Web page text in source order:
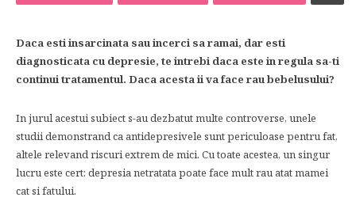
Daca esti insarcinata sau incerci sa ramai, dar esti
diagnosticata cu depresie, te intrebi daca este in regula sa-ti
continui tratamentul. Daca acesta ii va face rau bebelusului?
In jurul acestui subiect s-au dezbatut multe controverse, unele
studii demonstrand ca antidepresivele sunt periculoase pentru fat,
altele relevand riscuri extrem de mici. Cu toate acestea, un singur
lucru este cert: depresia netratata poate face mult rau atat mamei
cat si fatului.